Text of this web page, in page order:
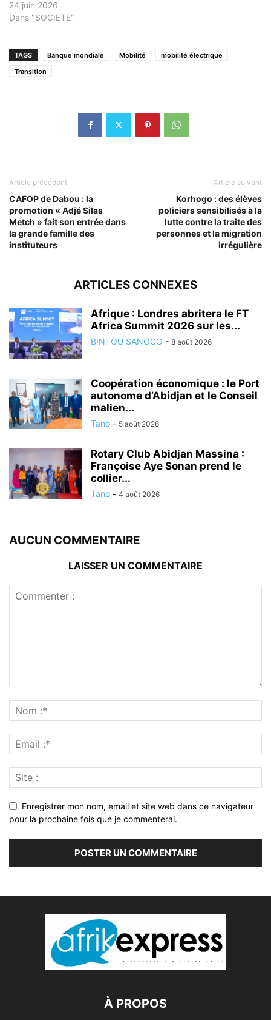
24 juin 2026
Dans "SOCIETE"
TAGS Banque mondiale Mobilité
mobilité électrique
Transition
Article précédent
CAFOP de Dabou : la
promotion « Adjé Silas
Metch » fait son entrée dans
la grande famille des
instituteurs
Article suivant
Korhogo : des élèves
policiers sensibilisés à la
lutte contre la traite des
personnes et la migration
irrégulière
ARTICLES CONNEXES
Afrique : Londres abritera le FT
Africa Summit 2026 sur les...
BINTOU SANOGO - 8 août 2026
Coopération économique : le Port
autonome d’Abidjan et le Conseil
malien...
Tano - 5 août 2026
Rotary Club Abidjan Massina :
Françoise Aye Sonan prend le
collier...
Tano - 4 août 2026
AUCUN COMMENTAIRE
LAISSER UN COMMENTAIRE
Enregistrer mon nom, email et site web dans ce navigateur
pour la prochaine fois que je commenterai.
À PROPOS